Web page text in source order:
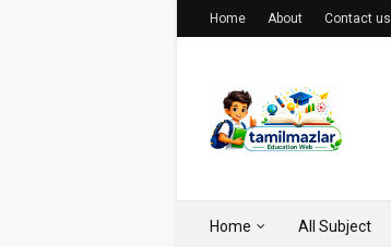
Home About Contact us
Home All Subject